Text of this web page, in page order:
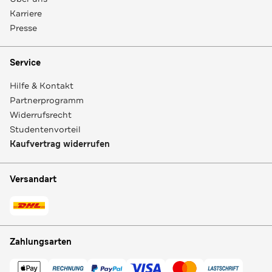
Karriere
Presse
Service
Hilfe & Kontakt
Partnerprogramm
Widerrufsrecht
Studentenvorteil
Kaufvertrag widerrufen
Versandart
Zahlungsarten